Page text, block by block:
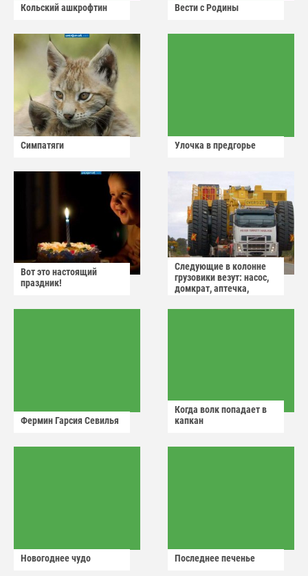
Кольский ашкрофтин Вести с Родины
Симпатяги Улочка в предгорье
Вот это настоящий
праздник!
Следующие в колонне
грузовики везут: насос,
домкрат, аптечка,
Фермин Гарсия Севилья
Когда волк попадает в
капкан
Новогоднее чудо Последнее печенье